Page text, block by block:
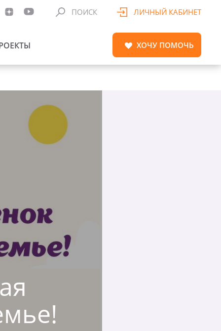
ПОИСК ЛИЧНЫЙ КАБИНЕТ
ХОЧУ ПОМОЧЬ